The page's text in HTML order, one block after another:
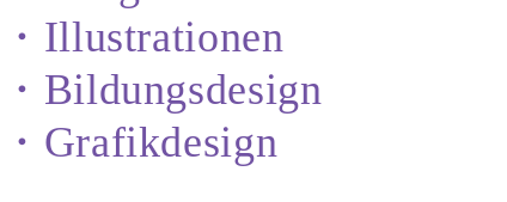
・Illustrationen
・Bildungsdesign
・Grafikdesign